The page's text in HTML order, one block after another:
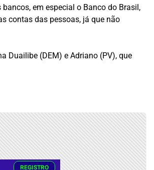
em especial o Banco do Brasil,
contas das pessoas, já que não
Duailibe (DEM) e Adriano (PV), que